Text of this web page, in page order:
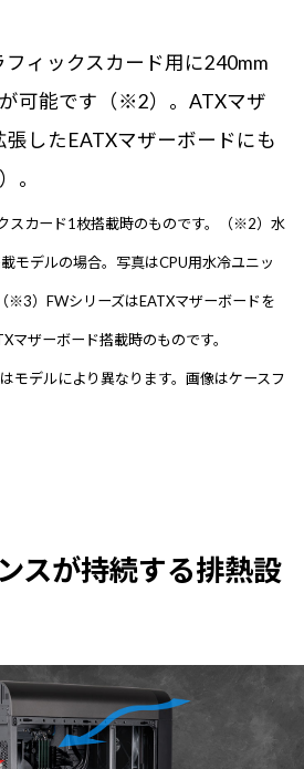
フィックスカード用に240mm
可能です（※2）。ATXマザ
したEATXマザーボードにも
。
スカード1枚搭載時のものです。（※2）水
モデルの場合。写真はCPU用水冷ユニッ
※3）FWシリーズはEATXマザーボードを
マザーボード搭載時のものです。
モデルにより異なります。画像はケースフ
スが持続する排熱設